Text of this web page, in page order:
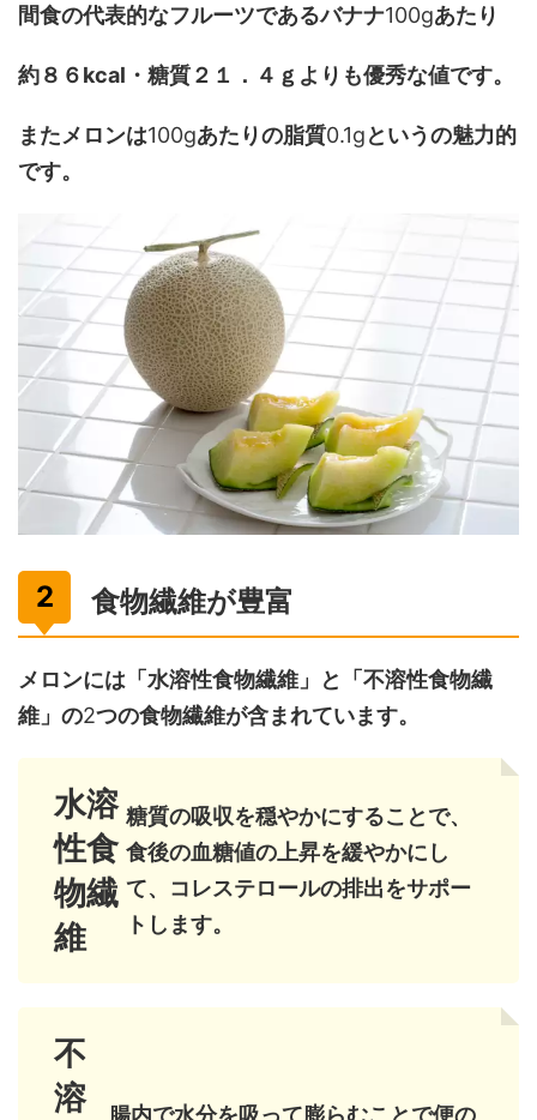
間食の代表的なフルーツであるバナナ100gあたり
約８６kcal・糖質２１．４ｇよりも優秀な値です。
またメロンは100gあたりの脂質0.1gというの魅力的
です。
食物繊維が豊富
メロンには「水溶性食物繊維」と「不溶性食物繊
維」の2つの食物繊維が含まれています。
水溶
性食
物繊
維
糖質の吸収を穏やかにすることで、
食後の血糖値の上昇を緩やかにし
て、コレステロールの排出をサポー
トします。
不
溶
腸内で水分を吸って膨らむことで便の